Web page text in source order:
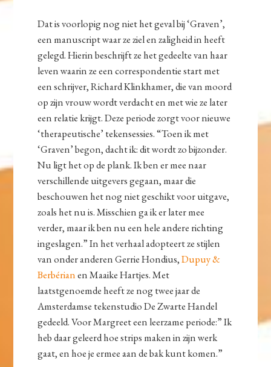
Dat is voorlopig nog niet het geval bij ‘Graven’,
een manuscript waar ze ziel en zaligheid in heeft
gelegd. Hierin beschrijft ze het gedeelte van haar
leven waarin ze een correspondentie start met
een schrijver, Richard Klinkhamer, die van moord
op zijn vrouw wordt verdacht en met wie ze later
een relatie krijgt. Deze periode zorgt voor nieuwe
‘therapeutische’ tekensessies. “Toen ik met
‘Graven’ begon, dacht ik: dit wordt zo bijzonder.
Nu ligt het op de plank. Ik ben er mee naar
verschillende uitgevers gegaan, maar die
beschouwen het nog niet geschikt voor uitgave,
zoals het nu is. Misschien ga ik er later mee
verder, maar ik ben nu een hele andere richting
ingeslagen.” In het verhaal adopteert ze stijlen
van onder anderen Gerrie Hondius,Dupuy &
Berbérianen Maaike Hartjes. Met
laatstgenoemde heeft ze nog twee jaar de
Amsterdamse tekenstudio De Zwarte Handel
gedeeld. Voor Margreet een leerzame periode:” Ik
heb daar geleerd hoe strips maken in zijn werk
gaat, en hoe je ermee aan de bak kunt komen.”